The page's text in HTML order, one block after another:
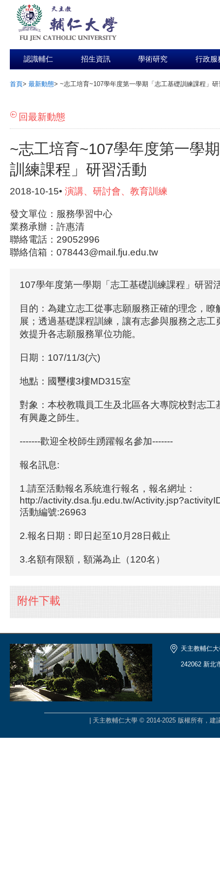
認識輔仁 招生資訊 學術研究 行政服
首頁> 最新動態> ~志工培育~107學年度第一學期「志工基礎訓練課程」研
回最新動態
~志工培育~107學年度第一學
訓練課程」研習活動
2018-10-15• 演講、研討會、教育訓練
發文單位：服務學習中心
業務承辦：許惠清
聯絡電話：29052996
聯絡信箱：078443@mail.fju.edu.tw
107學年度第一學期「志工基礎訓練課程」研習
目的：為建立志工從事志願服務正確的理念，瞭
展；透過基礎課程訓練，讓有志參與服務之志工
效提升各志願服務單位功能。
日期：107/11/3(六)
地點：國璽樓3樓MD315室
對象：本校教職員工生及北區各大專院校對志工
有興趣之師生。
-------歡迎全校師生踴躍報名參加-------
報名訊息:
1.請至活動報名系統進行報名，報名網址：
http://activity.dsa.fju.edu.tw/
活動編號:26963
2.報名日期：即日起至10月28日截止
3.名額有限額，額滿為止（120名）
附件下載
天主教輔仁
242062 新北
| 天主教輔仁大學 © 2014-2025 版權所有，